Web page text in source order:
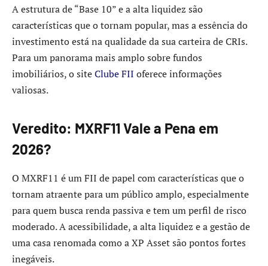
A estrutura de “Base 10” e a alta liquidez são
características que o tornam popular, mas a essência do
investimento está na qualidade da sua carteira de CRIs.
Para um panorama mais amplo sobre fundos
imobiliários, o siteClube FII oferece informações
valiosas.
Veredito: MXRF11 Vale a Pena em
2026?
O MXRF11 é um FII de papel com características que o
tornam atraente para um público amplo, especialmente
para quem busca renda passiva e tem um perfil de risco
moderado. A acessibilidade, a alta liquidez e a gestão de
uma casa renomada como a XP Asset são pontos fortes
inegáveis.